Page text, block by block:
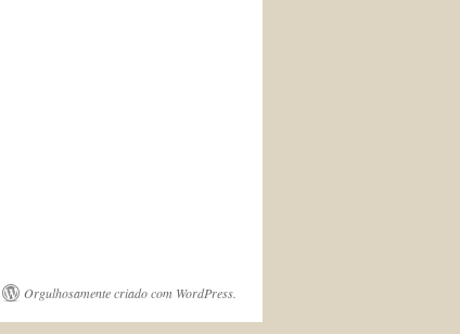
Orgulhosamente criado com WordPress.